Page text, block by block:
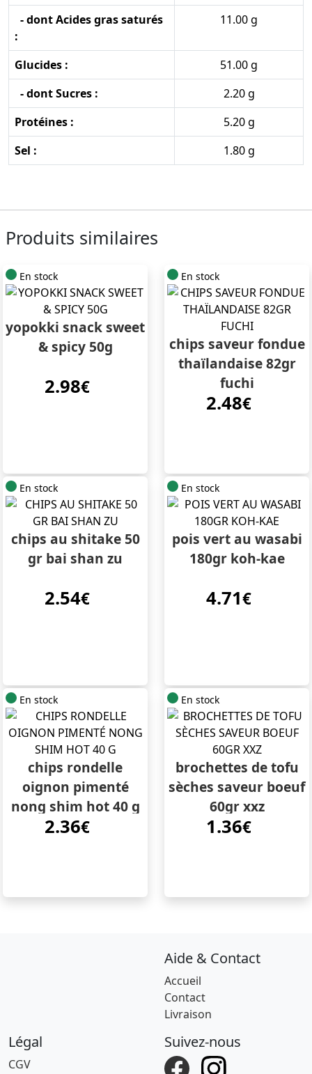
- dont Acides gras saturés
:
11.00 g
Glucides :
51.00 g
- dont Sucres :
2.20 g
Protéines :
5.20 g
Sel :
1.80 g
Produits similaires
En stock
yopokki snack sweet
& spicy 50g
2.98€
En stock
chips saveur fondue
thaïlandaise 82gr
fuchi
2.48€
En stock
chips au shitake 50
gr bai shan zu
2.54€
En stock
pois vert au wasabi
180gr koh-kae
4.71€
En stock
chips rondelle
oignon pimenté
nong shim hot 40 g
2.36€
En stock
brochettes de tofu
sèches saveur boeuf
60gr xxz
1.36€
Aide & Contact
Accueil
Contact
Livraison
Légal
CGV
Suivez-nous